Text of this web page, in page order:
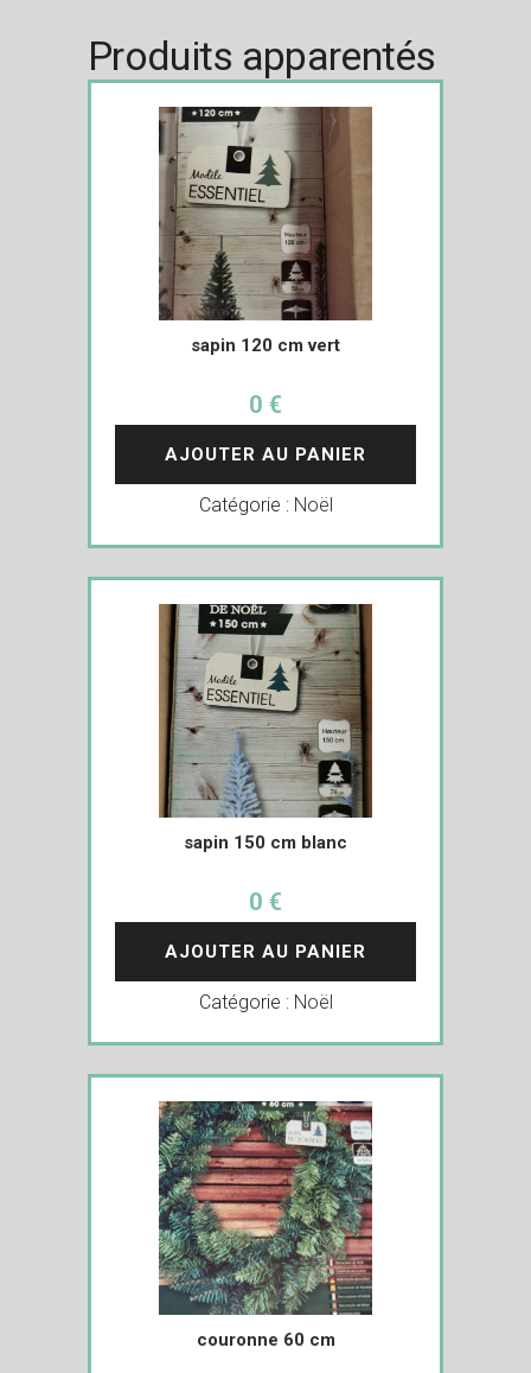
Produits apparentés
sapin 120 cm vert
0 €
AJOUTER AU PANIER
Catégorie : Noël
sapin 150 cm blanc
0 €
AJOUTER AU PANIER
Catégorie : Noël
couronne 60 cm